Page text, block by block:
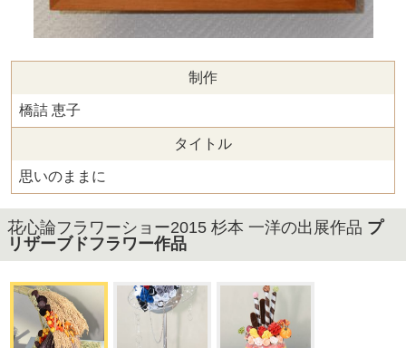
制作
橋詰 恵子
タイトル
思いのままに
花心論フラワーショー2015 杉本 一洋の出展作品 プ
リザーブドフラワー作品